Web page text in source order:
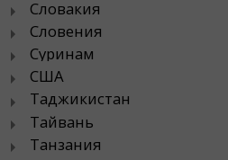
Словакия
Словения
Суринам
США
Таджикистан
Тайвань
Танзания